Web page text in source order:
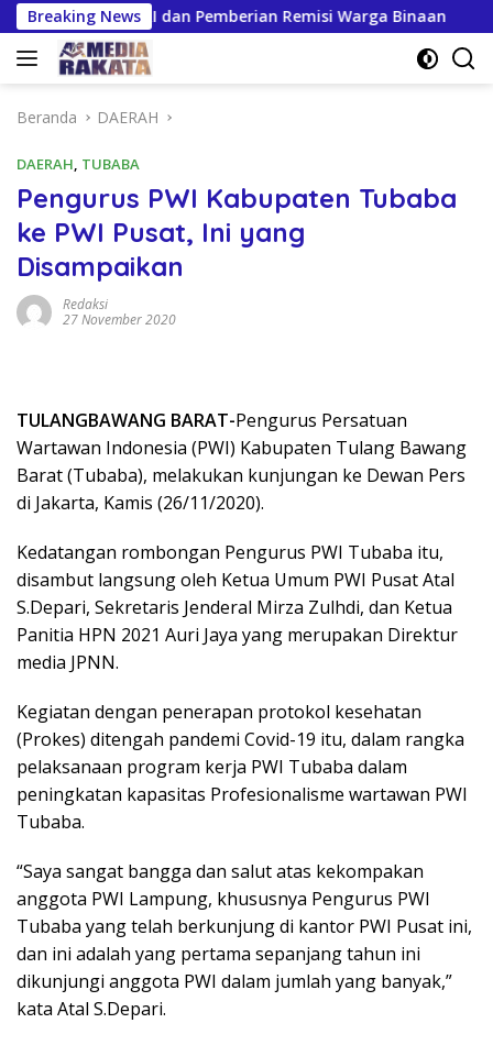
Langsung
ke
konten
Breaking News
81 RI dan Pemberian Remisi Warga Binaan Giliran
Beranda DAERAH
DAERAH, TUBABA
Pengurus PWI Kabupaten Tubaba
ke PWI Pusat, Ini yang
Disampaikan
Redaksi
27 November 2020
TULANGBAWANG BARAT-Pengurus Persatuan
Wartawan Indonesia (PWI) Kabupaten Tulang Bawang
Barat (Tubaba), melakukan kunjungan ke Dewan Pers
di Jakarta, Kamis (26/11/2020).
Kedatangan rombongan Pengurus PWI Tubaba itu,
disambut langsung oleh Ketua Umum PWI Pusat Atal
S.Depari, Sekretaris Jenderal Mirza Zulhdi, dan Ketua
Panitia HPN 2021 Auri Jaya yang merupakan Direktur
media JPNN.
Kegiatan dengan penerapan protokol kesehatan
(Prokes) ditengah pandemi Covid-19 itu, dalam rangka
pelaksanaan program kerja PWI Tubaba dalam
peningkatan kapasitas Profesionalisme wartawan PWI
Tubaba.
“Saya sangat bangga dan salut atas kekompakan
anggota PWI Lampung, khususnya Pengurus PWI
Tubaba yang telah berkunjung di kantor PWI Pusat ini,
dan ini adalah yang pertama sepanjang tahun ini
dikunjungi anggota PWI dalam jumlah yang banyak,”
kata Atal S.Depari.